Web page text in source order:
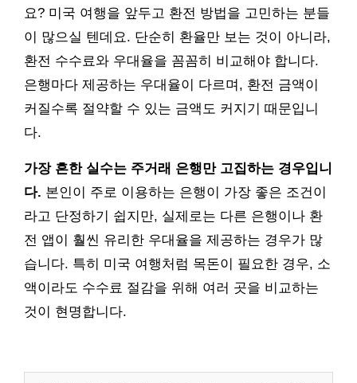
요? 미국 여행을 앞두고 환전 방법을 고민하는 분들
이 많으실 텐데요. 단순히 환율만 보는 것이 아니라,
환전 수수료와 우대율을 꼼꼼히 비교해야 합니다.
은행마다 제공하는 우대율이 다르며, 환전 금액이
커질수록 절약할 수 있는 금액도 커지기 때문입니
다.
가장 흔한 실수는 주거래 은행만 고집하는 경우입니
다. 본인이 주로 이용하는 은행이 가장 좋은 조건이
라고 단정하기 쉽지만, 실제로는 다른 은행이나 환
전 앱이 훨씬 유리한 우대율을 제공하는 경우가 많
습니다. 특히 미국 여행처럼 목돈이 필요한 경우, 소
액이라도 수수료 절감을 위해 여러 곳을 비교하는
것이 현명합니다.